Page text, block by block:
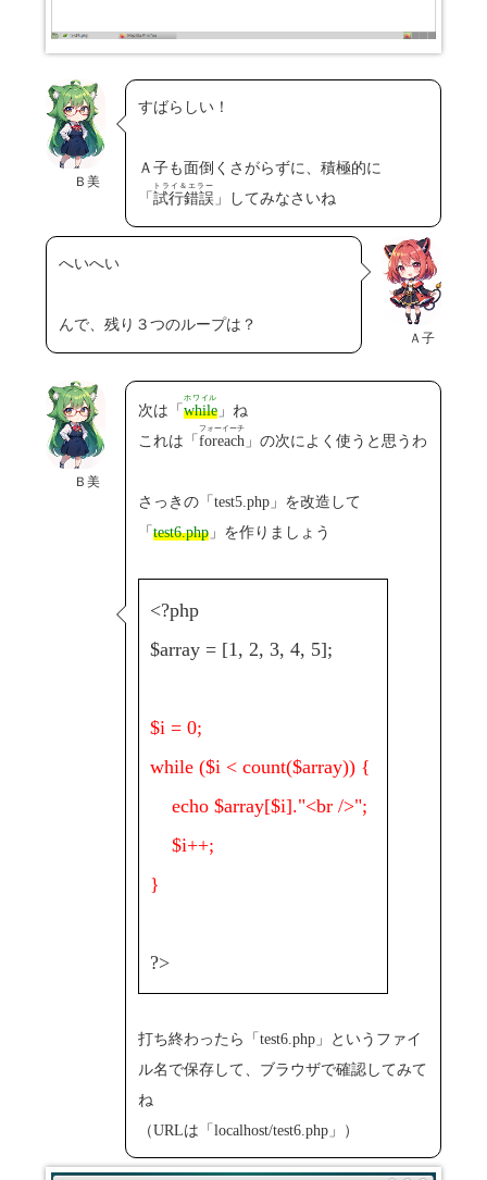
Ｂ美
すばらしい！
Ａ子も面倒くさがらずに、積極的に
「 試行錯誤
トライ＆エラー
」してみなさいね
Ａ子
へいへい
んで、残り３つのループは？
Ｂ美
次は「while
ホワイル
」ね
これは「foreach
フォーイーチ
」の次によく使うと思うわ
さっきの「test5.php」を改造して
「test6.php」を作りましょう
<?php
$array = [1, 2, 3, 4, 5];
$i = 0;
while ($i < count($array)) {
echo $array[$i]."<br />";
$i++;
}
?>
打ち終わったら「test6.php」というファイ
ル名で保存して、ブラウザで確認してみて
ね
（URLは「localhost/test6.php」）